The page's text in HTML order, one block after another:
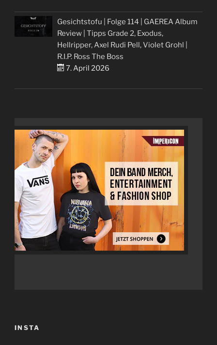
Gesichtstofu | Folge 114 | GAEREA Album
Review | Tipps Grade 2, Exodus,
Hellripper, Axel Rudi Pell, Violet Grohl |
R.I.P. Ross The Boss
7. April 2026
INSTA